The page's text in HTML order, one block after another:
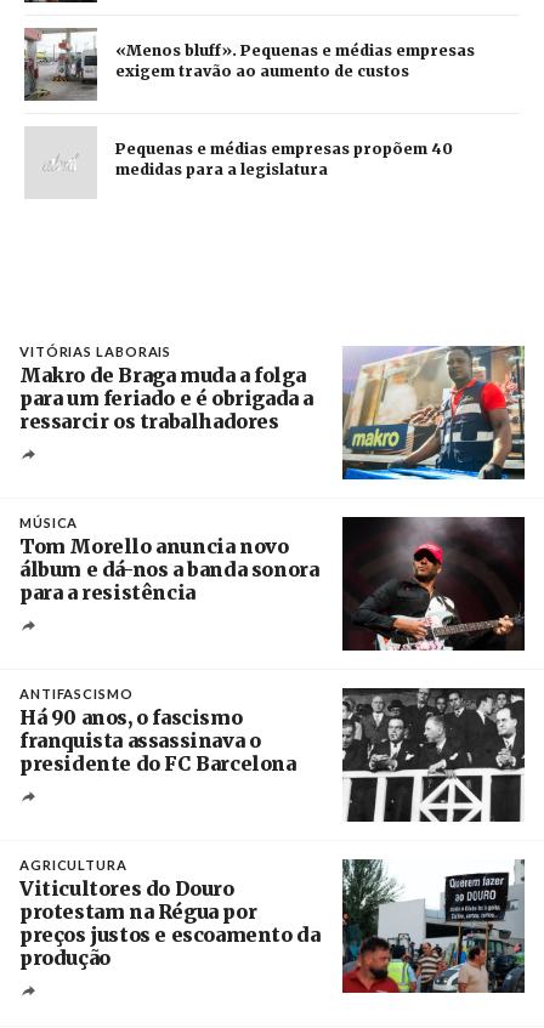
«Menos bluff». Pequenas e médias empresas
exigem travão ao aumento de custos
Pequenas e médias empresas propõem 40
medidas para a legislatura
VITÓRIAS LABORAIS
Makro de Braga muda a folga
para um feriado e é obrigada a
ressarcir os trabalhadores
MÚSICA
Tom Morello anuncia novo
álbum e dá-nos a banda sonora
para a resistência
ANTIFASCISMO
Há 90 anos, o fascismo
franquista assassinava o
presidente do FC Barcelona
AGRICULTURA
Viticultores do Douro
protestam na Régua por
preços justos e escoamento da
produção